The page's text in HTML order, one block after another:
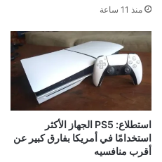
منذ 11 ساعة
استطلاع: PS5 الجهاز الأكثر
استخدامًا في أمريكا بفارق كبير عن
أقرب منافسيه